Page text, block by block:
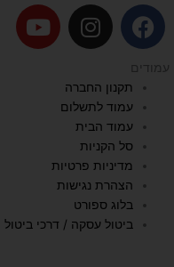
F
a
c
e
b
o
o
k
I
n
t
a
g
r
a
m
Y
o
עמודים
תקנון החברה
עמוד לתשלום
עמוד הבית
סל הקניות
מדיניות פרטיות
הצהרת נגישות
בלוג ספורט
ביטול עסקה / דרכי ביטול